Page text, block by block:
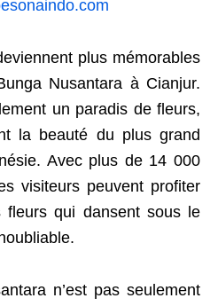
plus mémorables
Nusantara à Cianjur.
un paradis de fleurs,
la beauté du plus grand
Avec plus de 14 000
visiteurs peuvent profiter
fleurs qui dansent sous le
n’est pas seulement